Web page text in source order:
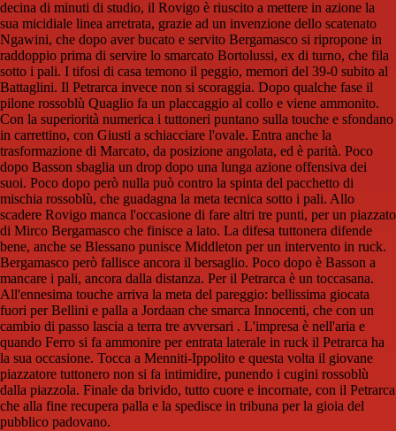
decina di minuti di studio, il Rovigo è riuscito a mettere in azione la
sua micidiale linea arretrata, grazie ad un invenzione dello scatenato
Ngawini, che dopo aver bucato e servito Bergamasco si ripropone in
raddoppio prima di servire lo smarcato Bortolussi, ex di turno, che fila
sotto i pali. I tifosi di casa temono il peggio, memori del 39-0 subito al
Battaglini. Il Petrarca invece non si scoraggia. Dopo qualche fase il
pilone rossoblù Quaglio fa un placcaggio al collo e viene ammonito.
Con la superiorità numerica i tuttoneri puntano sulla touche e sfondano
in carrettino, con Giusti a schiacciare l'ovale. Entra anche la
trasformazione di Marcato, da posizione angolata, ed è parità. Poco
dopo Basson sbaglia un drop dopo una lunga azione offensiva dei
suoi. Poco dopo però nulla può contro la spinta del pacchetto di
mischia rossoblù, che guadagna la meta tecnica sotto i pali. Allo
scadere Rovigo manca l'occasione di fare altri tre punti, per un piazzato
di Mirco Bergamasco che finisce a lato. La difesa tuttonera difende
bene, anche se Blessano punisce Middleton per un intervento in ruck.
Bergamasco però fallisce ancora il bersaglio. Poco dopo è Basson a
mancare i pali, ancora dalla distanza. Per il Petrarca è un toccasana.
All'ennesima touche arriva la meta del pareggio: bellissima giocata
fuori per Bellini e palla a Jordaan che smarca Innocenti, che con un
cambio di passo lascia a terra tre avversari . L'impresa è nell'aria e
quando Ferro si fa ammonire per entrata laterale in ruck il Petrarca ha
la sua occasione. Tocca a Menniti-Ippolito e questa volta il giovane
piazzatore tuttonero non si fa intimidire, punendo i cugini rossoblù
dalla piazzola. Finale da brivido, tutto cuore e incornate, con il Petrarca
che alla fine recupera palla e la spedisce in tribuna per la gioia del
pubblico padovano.